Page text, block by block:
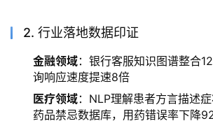
2. 行业落地数据印证
金融领域：银行客服知识图谱整合
询响应速度提速8倍
医疗领域：NLP理解患者方言描述
药品禁忌数据库，用药错误率下降